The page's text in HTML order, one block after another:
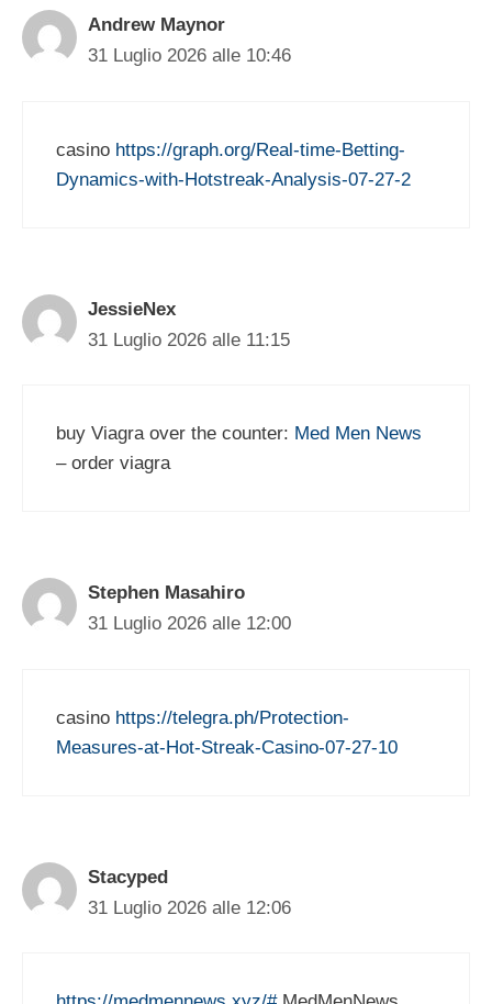
Andrew Maynor
31 Luglio 2026 alle 10:46
casino https://graph.org/Real-time-Betting-
Dynamics-with-Hotstreak-Analysis-07-27-2
JessieNex
31 Luglio 2026 alle 11:15
buy Viagra over the counter: Med Men News
– order viagra
Stephen Masahiro
31 Luglio 2026 alle 12:00
casino https://telegra.ph/Protection-
Measures-at-Hot-Streak-Casino-07-27-10
Stacyped
31 Luglio 2026 alle 12:06